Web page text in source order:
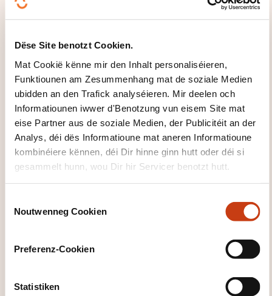
Dëse Site benotzt Cookien.
Mat Cookië kënne mir den Inhalt personaliséieren,
Funktiounen am Zesummenhang mat de soziale Medien
ubidden an den Trafick analyséieren. Mir deelen och
Informatiounen iwwer d'Benotzung vun eisem Site mat
eise Partner aus de soziale Medien, der Publicitéit an der
Analys, déi dës Informatioune mat aneren Informatioune
kombinéiere kënnen, déi Dir hinne ginn hutt oder déi si
gesammelt hunn, wou Dir hir Servicer benotzt hutt.
Noutwenneg Cookien
Preferenz-Cookien
Statistiken
Austausch vun Informatiounen iwwer
bekannten a gewinnte Sujeten néideg ass. Ka
mat einfache Mëttele seng Formatioun, säin
direkt Ëmfeld a Saachen
am Zesummenhang mat sengen direkte Besoine
beschreiwen.
Wéi kann een